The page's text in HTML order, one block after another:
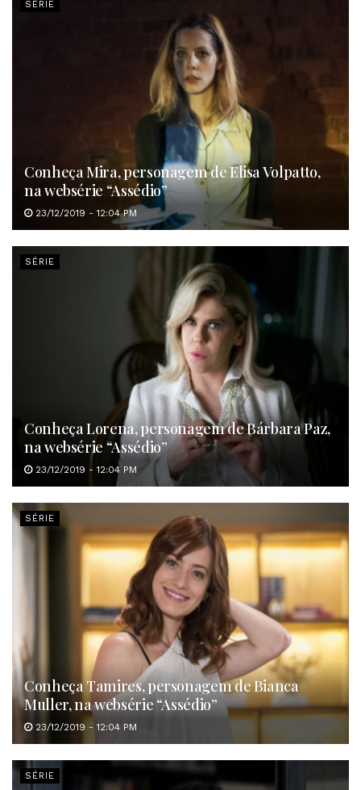
SÉRIE
Conheça Mira, personagem de Elisa Volpatto,
na websérie “Assédio”
23/12/2019 - 12:04 PM
SÉRIE
Conheça Lorena, personagem de Bárbara Paz,
na websérie “Assédio”
23/12/2019 - 12:04 PM
SÉRIE
Conheça Tamires, personagem de Bianca
Muller, na websérie “Assédio”
23/12/2019 - 12:04 PM
SÉRIE